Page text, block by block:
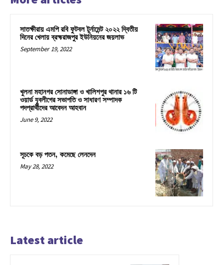
সাতক্ষীরায় এমপি রবি ফুটবল টুর্নামেন্ট ২০২২ দ্বিতীয়
দিনের খেলায় ব্রহ্মরাজপুর ইউনিয়নের জয়লাভ
September 19, 2022
খুলনা মহানগর সোনাডাঙ্গা ও খালিশপুর থানার ১৬ টি
ওয়ার্ড যুবলীগের সভাপতি ও সাধারণ সম্পাদক
পদপ্রার্থীদের আবেদন আহবান
June 9, 2022
সূচকে বড় পতন, কমেছে লেনদেন
May 28, 2022
Latest article